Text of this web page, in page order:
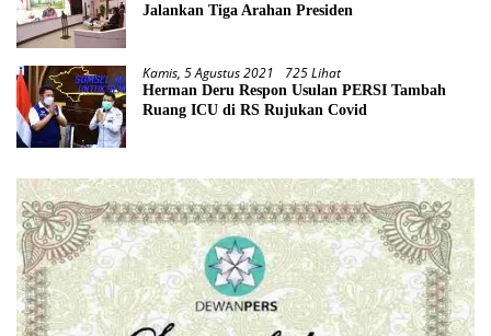
Jalankan Tiga Arahan Presiden
Kamis, 5 Agustus 2021 725 Lihat
Herman Deru Respon Usulan PERSI Tambah
Ruang ICU di RS Rujukan Covid